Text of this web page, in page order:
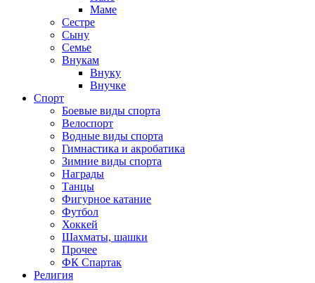
Маме
Сестре
Сыну
Семье
Внукам
Внуку
Внучке
Спорт
Боевые виды спорта
Велоспорт
Водные виды спорта
Гимнастика и акробатика
Зимние виды спорта
Награды
Танцы
Фигурное катание
Футбол
Хоккей
Шахматы, шашки
Прочее
ФК Спартак
Религия